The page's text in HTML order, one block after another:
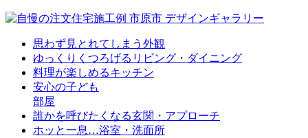
思わず見とれてしまう外観
ゆっくりくつろげるリビング・ダイニング
料理が楽しめるキッチン
安心の子ども
部屋
誰かを呼びたくなる玄関・アプローチ
ホッと一息…浴室・洗面所